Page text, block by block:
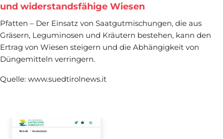
und widerstandsfähige Wiesen
Pfatten – Der Einsatz von Saatgutmischungen, die aus
Gräsern, Leguminosen und Kräutern bestehen, kann den
Ertrag von Wiesen steigern und die Abhängigkeit von
Düngemitteln verringern.
Quelle: www.suedtirolnews.it